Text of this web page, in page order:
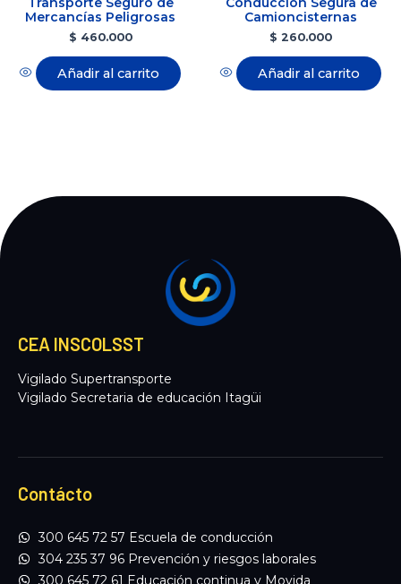
Mercancías Peligrosas
$ 460.000
Añadir al carrito
Camioncisternas
$ 260.000
Añadir al carrito
CEA INSCOLSST
Vigilado Supertransporte
Vigilado Secretaria de educación Itagüi
Contácto
300 645 72 57 Escuela de conducción
304 235 37 96 Prevención y riesgos laborales
300 645 72 61 Educación continua y Movida